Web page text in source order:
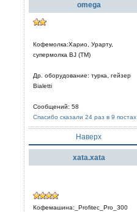
omega
Кофемолка:Харио, Урарту,
супермолка BJ (TM)
Др. оборудование: турка, гейзер
Bialetti
Сообщений: 58
Спасибо сказали 24 раз в 9 постах
Наверх
xata.xata
Кофемашина:_Profitec_Pro_300